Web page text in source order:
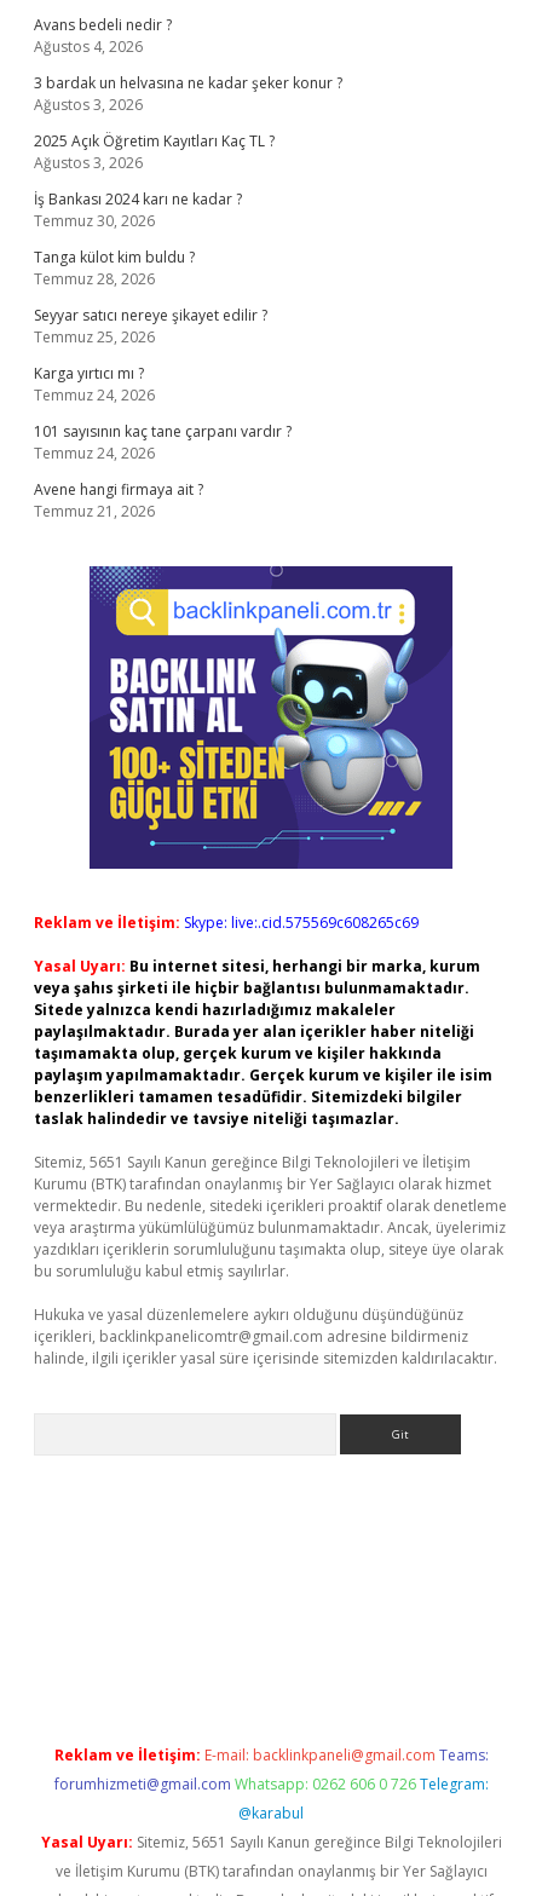
Avans bedeli nedir ?
Ağustos 4, 2026
3 bardak un helvasına ne kadar şeker konur ?
Ağustos 3, 2026
2025 Açık Öğretim Kayıtları Kaç TL ?
Ağustos 3, 2026
İş Bankası 2024 karı ne kadar ?
Temmuz 30, 2026
Tanga külot kim buldu ?
Temmuz 28, 2026
Seyyar satıcı nereye şikayet edilir ?
Temmuz 25, 2026
Karga yırtıcı mı ?
Temmuz 24, 2026
101 sayısının kaç tane çarpanı vardır ?
Temmuz 24, 2026
Avene hangi firmaya ait ?
Temmuz 21, 2026
Reklam ve İletişim: Skype: live:.cid.575569c608265c69
Yasal Uyarı: Bu internet sitesi, herhangi bir marka, kurum
veya şahıs şirketi ile hiçbir bağlantısı bulunmamaktadır.
Sitede yalnızca kendi hazırladığımız makaleler
paylaşılmaktadır. Burada yer alan içerikler haber niteliği
taşımamakta olup, gerçek kurum ve kişiler hakkında
paylaşım yapılmamaktadır. Gerçek kurum ve kişiler ile isim
benzerlikleri tamamen tesadüfidir. Sitemizdeki bilgiler
taslak halindedir ve tavsiye niteliği taşımazlar.
Sitemiz, 5651 Sayılı Kanun gereğince Bilgi Teknolojileri ve İletişim
Kurumu (BTK) tarafından onaylanmış bir Yer Sağlayıcı olarak hizmet
vermektedir. Bu nedenle, sitedeki içerikleri proaktif olarak denetleme
veya araştırma yükümlülüğümüz bulunmamaktadır. Ancak, üyelerimiz
yazdıkları içeriklerin sorumluluğunu taşımakta olup, siteye üye olarak
bu sorumluluğu kabul etmiş sayılırlar.
Hukuka ve yasal düzenlemelere aykırı olduğunu düşündüğünüz
içerikleri, backlinkpanelicomtr@gmail.com adresine bildirmeniz
halinde, ilgili içerikler yasal süre içerisinde sitemizden kaldırılacaktır.
Reklam ve İletişim: E-mail: backlinkpaneli@gmail.com Teams:
forumhizmeti@gmail.com Whatsapp: 0262 606 0 726 Telegram:
@karabul
Yasal Uyarı: Sitemiz, 5651 Sayılı Kanun gereğince Bilgi Teknolojileri
ve İletişim Kurumu (BTK) tarafından onaylanmış bir Yer Sağlayıcı